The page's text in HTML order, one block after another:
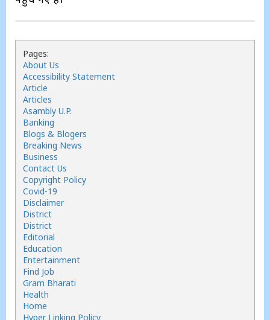
Pages:
About Us
Accessibility Statement
Article
Articles
Asambly U.P.
Banking
Blogs & Blogers
Breaking News
Business
Contact Us
Copyright Policy
Covid-19
Disclaimer
District
District
Editorial
Education
Entertainment
Find Job
Gram Bharati
Health
Home
Hyper Linking Policy